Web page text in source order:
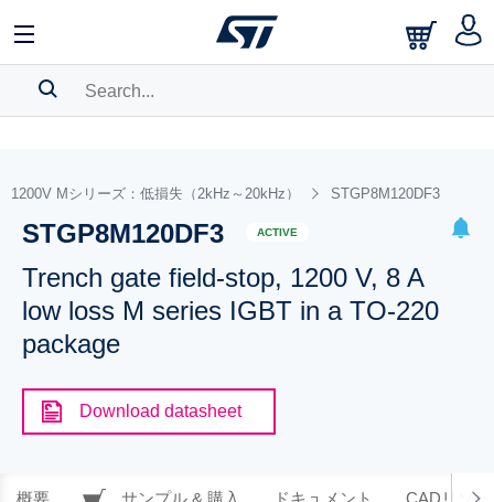
BOOKMARK
Pleaselog into show your saved searches.
1200V Mシリーズ：低損失（2kHz～20kHz） STGP8M120DF3
STGP8M120DF3 ACTIVE
Trench gate field-stop, 1200 V, 8 A
low loss M series IGBT in a TO-220
package
Download datasheet
概要 サンプル & 購入 ドキュメント CADリソー